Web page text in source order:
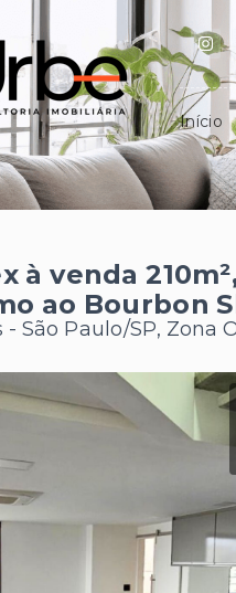
Início
à venda
ao Bourbon
- São Paulo/SP, Zona